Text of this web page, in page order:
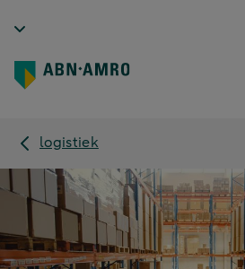
logistiek